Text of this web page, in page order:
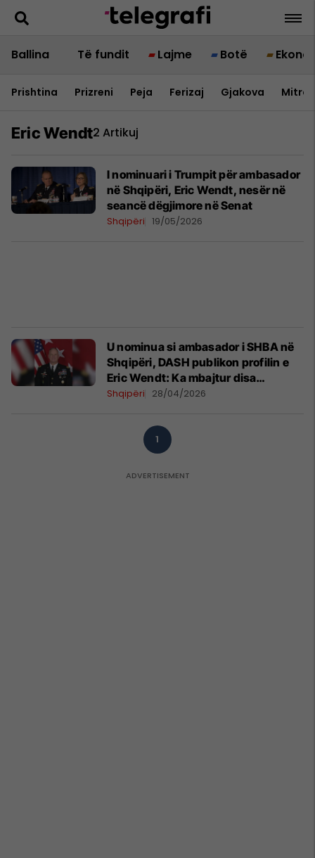
Ballina Të fundit Lajme Botë
Prishtina Prizreni Peja Ferizaj Gjakova
Eric Wendt2 Artikuj
I nominuari i Trumpit për ambasador
në Shqipëri, Eric Wendt, nesër në
seancë dëgjimore në Senat
Shqipëri 19/05/2026
U nominua si ambasador i SHBA në
Shqipëri, DASH publikon profilin e
Eric Wendt: Ka mbajtur disa
pozicione të larta komanduese
Shqipëri 28/04/2026
1